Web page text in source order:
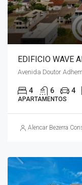
4 6 4
APARTAMENTOS
Alencar Bezerra